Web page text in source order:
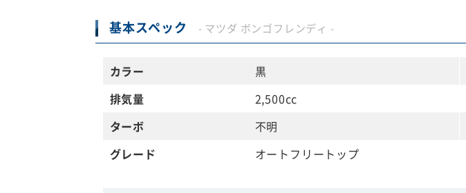
基本スペック - マツダ ボンゴフレンディ -
カラー
黒
排気量
2,500cc
ターボ
不明
グレード
オートフリートップ